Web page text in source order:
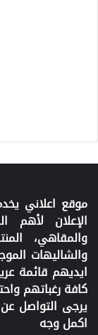
موقع اعلاني
الإعلان لأهم
والمقاهي،
والشاليهات
ايديهم قائمة
كافة رغباتهم
يرجى التواصل
اكمل وجه